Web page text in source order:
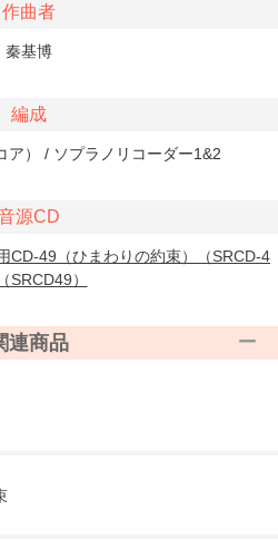
作曲者
秦基博
編成
ア） / ソプラノリコーダー1&2
源CD
CD-49（ひまわりの約束）（SRCD-4
SRCD49）
連商品